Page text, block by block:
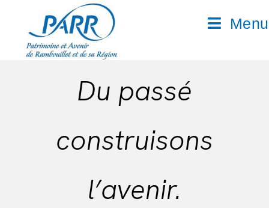
Menu
Du passé
construisons
l’avenir.